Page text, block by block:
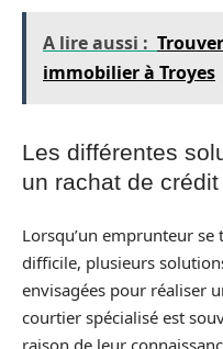
A lire aussi :
immobilier à Troyes
Les différentes
un rachat de
Lorsqu’un emprunteur
difficile, plusieurs
envisagées pour réaliser
courtier spécialisé est
raison de leur